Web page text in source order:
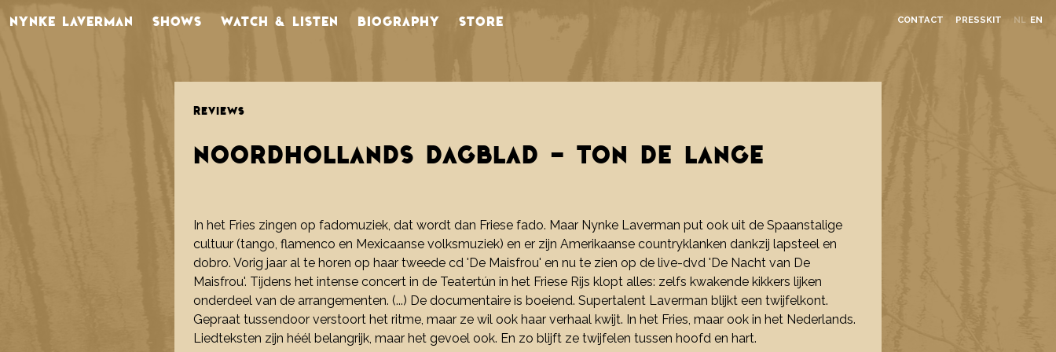
NYNKE LAVERMAN CONTACT PRESSKIT NL EN
SHOWS WATCH & LISTEN BIOGRAPHY STORE
REVIEWS
NOORDHOLLANDS DAGBLAD - TON DE LANGE
In het Fries zingen op fadomuziek, dat wordt dan Friese fado. Maar Nynke Laverman put ook uit de Spaanstalige
cultuur (tango, flamenco en Mexicaanse volksmuziek) en er zijn Amerikaanse countryklanken dankzij lapsteel en
dobro. Vorig jaar al te horen op haar tweede cd 'De Maisfrou' en nu te zien op de live-dvd 'De Nacht van De
Maisfrou'. Tijdens het intense concert in de Teatertún in het Friese Rijs klopt alles: zelfs kwakende kikkers lijken
onderdeel van de arrangementen. (...) De documentaire is boeiend. Supertalent Laverman blijkt een twijfelkont.
Gepraat tussendoor verstoort het ritme, maar ze wil ook haar verhaal kwijt. In het Fries, maar ook in het Nederlands.
Liedteksten zijn héél belangrijk, maar het gevoel ook. En zo blijft ze twijfelen tussen hoofd en hart.